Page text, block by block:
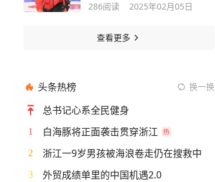
286阅读 2025年02月05日
查看更多
头条热榜 换一换
总书记心系全民健身
1 白海豚将正面袭击贯穿浙江
2 浙江一9岁男孩被海浪卷走仍在搜救中
3 外贸成绩单里的中国机遇2.0